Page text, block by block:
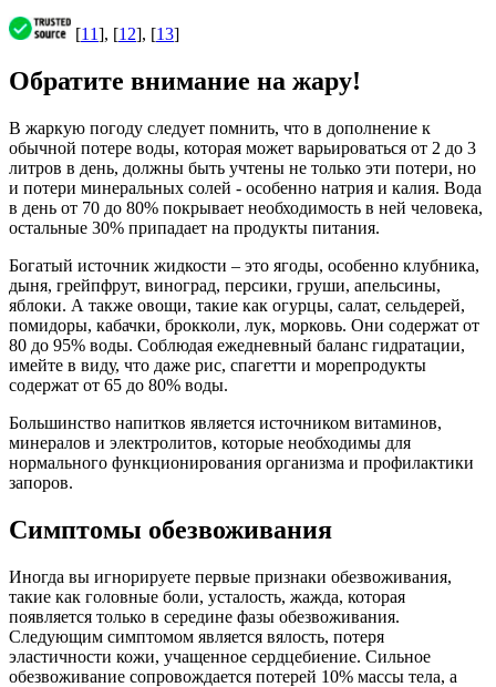
[11], [12], [13]
Обратите внимание на жару!
В жаркую погоду следует помнить, что в дополнение к
обычной потере воды, которая может варьироваться от 2 до 3
литров в день, должны быть учтены не только эти потери, но
и потери минеральных солей - особенно натрия и калия. Вода
в день от 70 до 80% покрывает необходимость в ней человека,
остальные 30% припадает на продукты питания.
Богатый источник жидкости – это ягоды, особенно клубника,
дыня, грейпфрут, виноград, персики, груши, апельсины,
яблоки. А также овощи, такие как огурцы, салат, сельдерей,
помидоры, кабачки, брокколи, лук, морковь. Они содержат от
80 до 95% воды. Соблюдая ежедневный баланс гидратации,
имейте в виду, что даже рис, спагетти и морепродукты
содержат от 65 до 80% воды.
Большинство напитков является источником витаминов,
минералов и электролитов, которые необходимы для
нормального функционирования организма и профилактики
запоров.
Симптомы обезвоживания
Иногда вы игнорируете первые признаки обезвоживания,
такие как головные боли, усталость, жажда, которая
появляется только в середине фазы обезвоживания.
Следующим симптомом является вялость, потеря
эластичности кожи, учащенное сердцебиение. Сильное
обезвоживание сопровождается потерей 10% массы тела, а